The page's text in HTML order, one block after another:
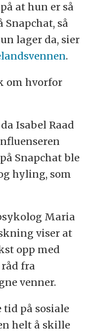
at hun er så
Snapchat, så
lager da, sier
.
om hvorfor
Isabel Raad
Snapchat ble
hyling, som
Maria
viser at
opp med
fra
venner.
på sosiale
helt å skille